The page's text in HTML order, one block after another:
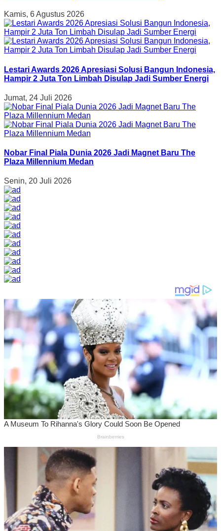
Kamis, 6 Agustus 2026
Lestari Awards 2026 Apresiasi Solusi Bangun Indonesia,
Hampir 2 Juta Ton Limbah Disulap Jadi Sumber Energi
Jumat, 24 Juli 2026
Nobar Final Piala Dunia 2026 Jadi Magnet Baru The
Plaza Millennium Medan
Senin, 20 Juli 2026